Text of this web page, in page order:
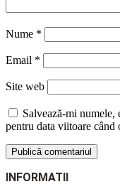
Nume *
Email *
Site web
Salvează-mi
pentru data viitoare când
INFORMATII